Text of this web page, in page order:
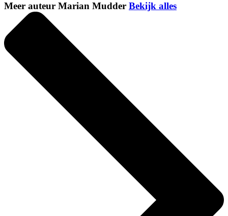
Meer auteur Marian Mudder Bekijk alles